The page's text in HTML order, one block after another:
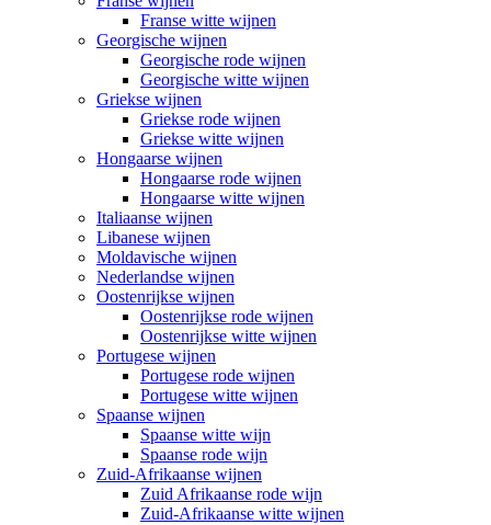
Franse witte wijnen
Georgische wijnen
Georgische rode wijnen
Georgische witte wijnen
Griekse wijnen
Griekse rode wijnen
Griekse witte wijnen
Hongaarse wijnen
Hongaarse rode wijnen
Hongaarse witte wijnen
Italiaanse wijnen
Libanese wijnen
Moldavische wijnen
Nederlandse wijnen
Oostenrijkse wijnen
Oostenrijkse rode wijnen
Oostenrijkse witte wijnen
Portugese wijnen
Portugese rode wijnen
Portugese witte wijnen
Spaanse wijnen
Spaanse witte wijn
Spaanse rode wijn
Zuid-Afrikaanse wijnen
Zuid Afrikaanse rode wijn
Zuid-Afrikaanse witte wijnen